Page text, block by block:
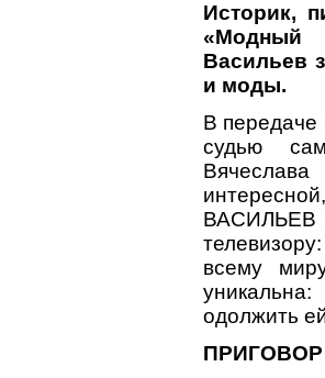
Историк,
Васильев
и моды.
В передаче
судью
ВАСИЛЬЕВ
всему
одолжить